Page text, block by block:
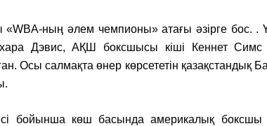
ның әлем чемпионы» атағы әзірге бос. .
Дэвис, АҚШ боксшысы кіші Кеннет Симс
Осы салмақта өнер көрсететін қазақстандық
бойынша көш басында америкалық боксшы